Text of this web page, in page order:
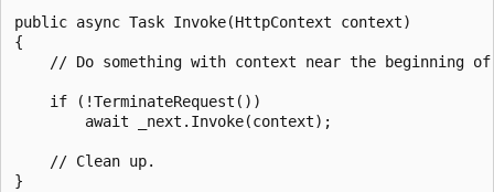
public async Task Invoke(HttpContext context)
{
// Do something with context near the beginning
    if (!TerminateRequest())
        await _next.Invoke(context);
    // Clean up.